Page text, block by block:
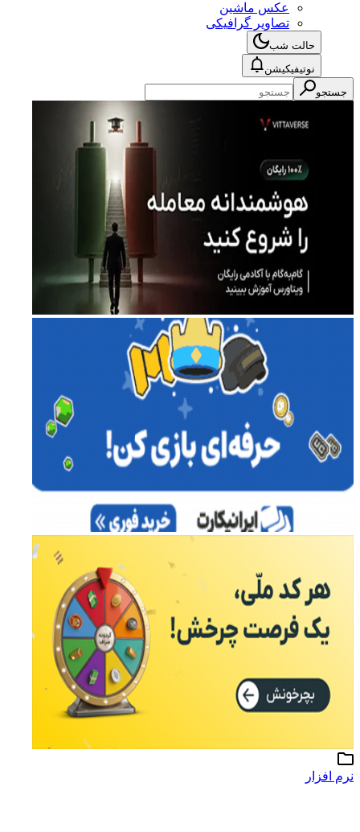
عکس ماشین
تصاویر گرافیکی
حالت شب
نوتیفیکیشن
جستجو
نرم افزار